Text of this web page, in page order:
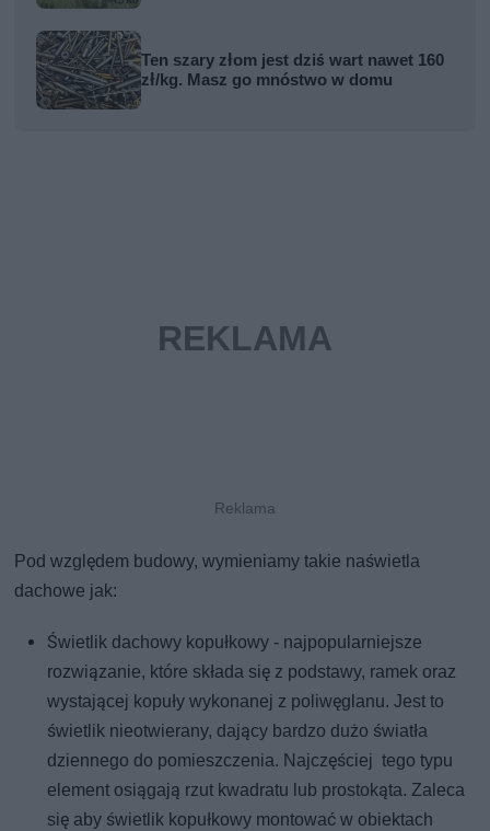
Ten szary złom jest dziś wart nawet 160
zł/kg. Masz go mnóstwo w domu
Pod względem budowy, wymieniamy takie naświetla
dachowe jak:
Świetlik dachowy kopułkowy - najpopularniejsze
rozwiązanie, które składa się z podstawy, ramek oraz
wystającej kopuły wykonanej z poliwęglanu. Jest to
świetlik nieotwierany, dający bardzo dużo światła
dziennego do pomieszczenia. Najczęściej tego typu
element osiągają rzut kwadratu lub prostokąta. Zaleca
się aby świetlik kopułkowy montować w obiektach